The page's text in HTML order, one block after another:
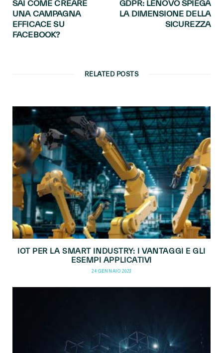
SAI COME CREARE
UNA CAMPAGNA
EFFICACE SU
FACEBOOK?
GDPR: LENOVO SPIEGA
LA DIMENSIONE DELLA
SICUREZZA
RELATED POSTS
IOT PER LA SMART INDUSTRY: I VANTAGGI E GLI
ESEMPI APPLICATIVI
24 GENNAIO 2023